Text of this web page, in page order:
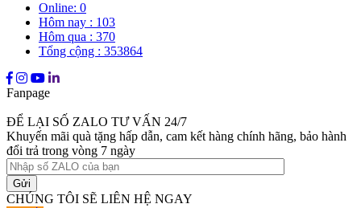
Online: 0
Hôm nay : 103
Hôm qua : 370
Tổng cộng : 353864
Fanpage
ĐỂ LẠI SỐ ZALO TƯ VẤN 24/7
Khuyến mãi quà tặng hấp dẫn, cam kết hàng chính hãng, bảo hành
đổi trả trong vòng 7 ngày
CHÚNG TÔI SẼ LIÊN HỆ NGAY